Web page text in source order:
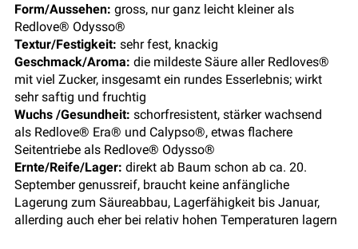
Form/Aussehen: gross, nur ganz leicht kleiner als
Redlove® Odysso®
Textur/Festigkeit: sehr fest, knackig
Geschmack/Aroma: die mildeste Säure aller Redloves®
mit viel Zucker, insgesamt ein rundes Esserlebnis; wirkt
sehr saftig und fruchtig
Wuchs /Gesundheit: schorfresistent, stärker wachsend
als Redlove® Era® und Calypso®, etwas flachere
Seitentriebe als Redlove® Odysso®
Ernte/Reife/Lager: direkt ab Baum schon ab ca. 20.
September genussreif, braucht keine anfängliche
Lagerung zum Säureabbau, Lagerfähigkeit bis Januar,
allerding auch eher bei relativ hohen Temperaturen lagern